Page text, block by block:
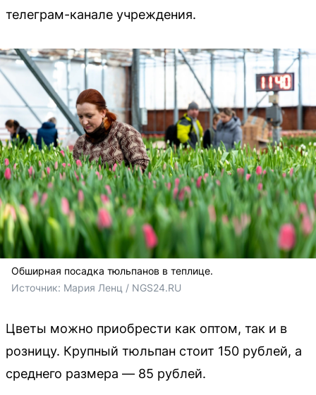
телеграм-канале учреждения.
Обширная посадка тюльпанов в теплице.
Источник: Мария Ленц / NGS24.RU
Цветы можно приобрести как оптом, так и в
розницу. Крупный тюльпан стоит 150 рублей, а
среднего размера — 85 рублей.